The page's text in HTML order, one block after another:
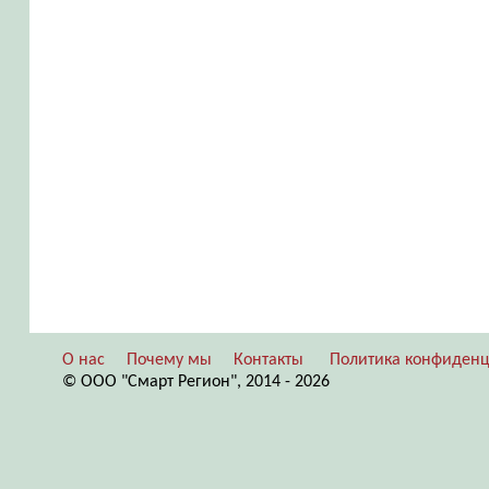
О нас Почему мы Контакты
Политика
© ООО "Смарт Регион", 2014 - 2026